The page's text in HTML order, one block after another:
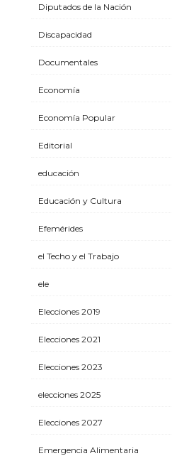
Diputados de la Nación
Discapacidad
Documentales
Economía
Economía Popular
Editorial
educación
Educación y Cultura
Efemérides
el Techo y el Trabajo
ele
Elecciones 2019
Elecciones 2021
Elecciones 2023
elecciones 2025
Elecciones 2027
Emergencia Alimentaria